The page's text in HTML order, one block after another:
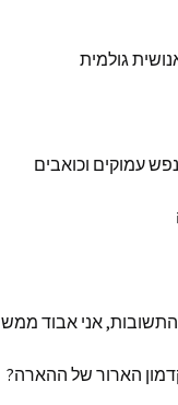
גולמית
נפשעמוקים וכואבים
התשובות,אני אבוד ממש
הארור של ההארה?